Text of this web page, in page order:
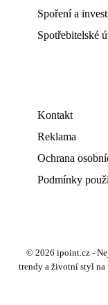
Spoření a
Spotřebitelské
Kontakt
Reklama
Ochrana
Podmínky
© 2026 ipoint.cz -
trendy a životní styl na